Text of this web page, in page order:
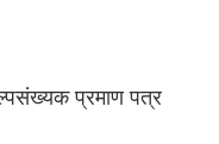
प्रमाण पत्र